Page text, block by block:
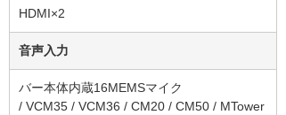
HDMI×2
音声入力
バー本体内蔵16MEMSマイク
/ VCM35 / VCM36 / CM20 / CM50 / MTower